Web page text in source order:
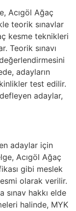
Acıgöl Ağaç
teorik sınavlar
kesme teknikleri
Teorik sınavı
adayların
test edilir.
adaylar,
adaylar için
Acıgöl Ağaç
gibi meslek
olarak verilir.
sınav hakkı elde
halinde, MYK